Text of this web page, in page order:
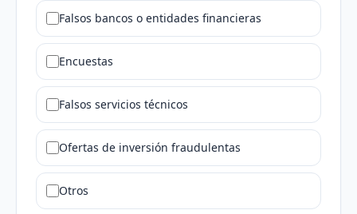
Falsos bancos o entidades financieras
Encuestas
Falsos servicios técnicos
Ofertas de inversión fraudulentas
Otros